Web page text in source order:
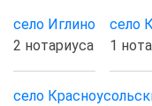
село Иглино
2 нотариуса
село
1
село